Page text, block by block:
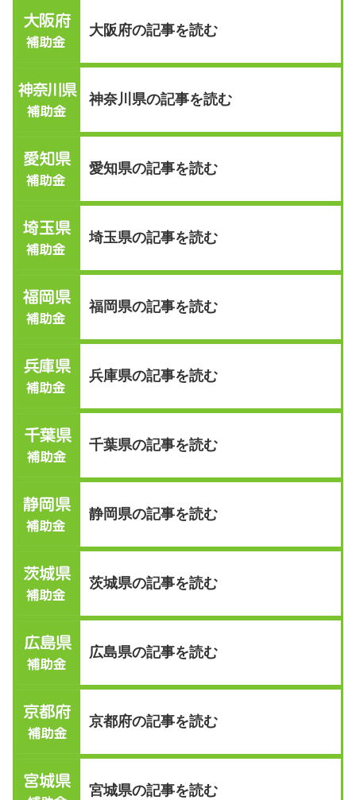
大阪府の記事を読む
神奈川県の記事を読む
愛知県の記事を読む
埼玉県の記事を読む
福岡県の記事を読む
兵庫県の記事を読む
千葉県の記事を読む
静岡県の記事を読む
茨城県の記事を読む
広島県の記事を読む
京都府の記事を読む
宮城県の記事を読む